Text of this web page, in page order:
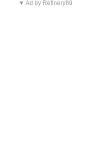
▼ Ad by Refinery89